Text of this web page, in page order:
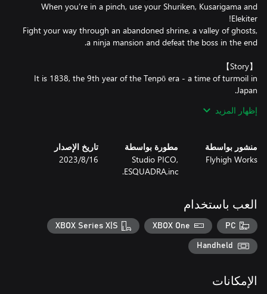
When you’re in a pinch, use your Shuriken, Kusarigama and
Fight your way through an abandoned shrine, a valley of ghosts,
It is 1838, the 9th year of the Tenpō era - a time of turmoil in
with demons with the objective of overthrowing the bakufu
This is where his battle begins.
إظهار المزيد
منشور بواسطة
Flyhigh Works
مطورة بواسطة
Studio PICO,
ESQUADRA,inc.
تاريخ الإصدار
16‏/8‏/2023
العب باستخدام
PC
XBOX One
XBOX Series X|S
Handheld
الإمكانات